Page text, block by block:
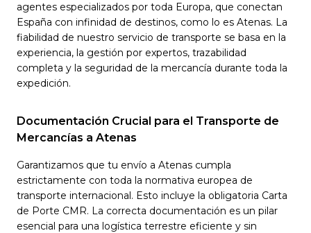
agentes especializados por toda Europa, que conectan
España con infinidad de destinos, como lo es Atenas. La
fiabilidad de nuestro servicio de transporte se basa en la
experiencia, la gestión por expertos, trazabilidad
completa y la seguridad de la mercancía durante toda la
expedición.
Documentación Crucial para el Transporte de
Mercancías a Atenas
Garantizamos que tu envío a Atenas cumpla
estrictamente con toda la normativa europea de
transporte internacional. Esto incluye la obligatoria Carta
de Porte CMR. La correcta documentación es un pilar
esencial para una logística terrestre eficiente y sin